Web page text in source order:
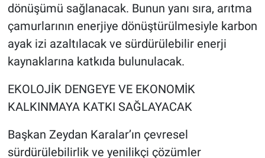
dönüşümü sağlanacak. Bunun yanı sıra, arıtma
çamurlarının enerjiye dönüştürülmesiyle karbon
ayak izi azaltılacak ve sürdürülebilir enerji
kaynaklarına katkıda bulunulacak.
EKOLOJİK DENGEYE VE EKONOMİK
KALKINMAYA KATKI SAĞLAYACAK
Başkan Zeydan Karalar’ın çevresel
sürdürülebilirlik ve yenilikçi çözümler